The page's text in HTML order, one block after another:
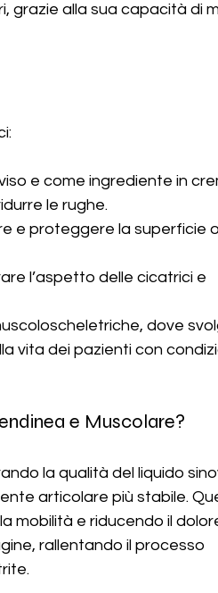
grazie alla sua capacità di
e come ingrediente in
le rughe.
e proteggere la superficie
l’aspetto delle cicatrici e
dove
vita dei pazienti con
e Muscolare?
la qualità del liquido
articolare più stabile.
mobilità e riducendo il
rallentando il processo